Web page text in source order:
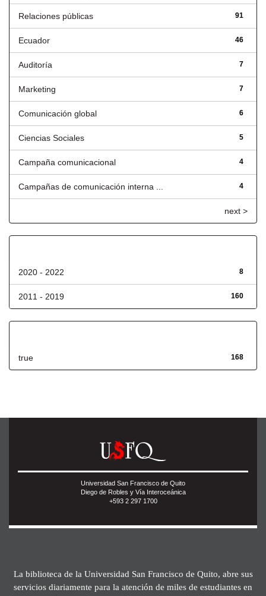
91
Relaciones públicas
46
Ecuador
7
Auditoría
7
Marketing
6
Comunicación global
5
Ciencias Sociales
4
Campaña comunicacional
4
Campañas de comunicación interna ...
next >
8
2020 - 2022
160
2011 - 2019
168
true
Universidad San Francisco de Quito
Diego de Robles y Vía Interoceánica
+593 2 297 1700
La biblioteca de la Universidad San Francisco de Quito, abre sus
servicios diariamente para la atención de miles de estudiantes en